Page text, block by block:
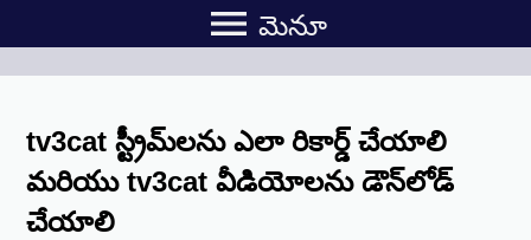
menu మెనూ
tv3cat స్ట్రీమ్‌లను ఎలా రికార్డ్ చేయాలి
మరియు tv3cat వీడియోలను డౌన్‌లోడ్
చేయాలి